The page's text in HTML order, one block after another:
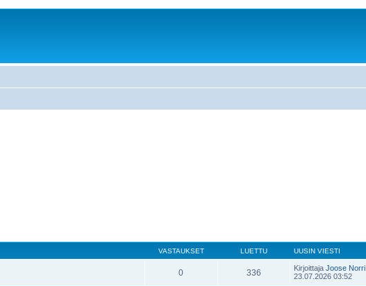
VASTAUKSET LUETTU UUSIN VIESTI
0 336 KirjoittajaJoose Norri
23.07.2026 03:52